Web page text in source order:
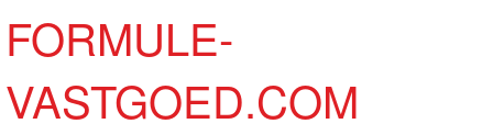
FORMULE-
VASTGOED.COM